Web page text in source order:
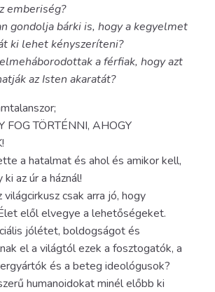
emberiség?
gondolja bárki is, hogy a kegyelmet
ki lehet kényszeríteni?
a férfiak, hogy azt
az Isten akaratát?
FOG TÖRTÉNNI, AHOGY
a hatalmat és ahol és amikor kell,
az úr a háznál!
világcirkusz csak arra jó, hogy
elől elvegye a lehetőségeket.
jólétet, boldogságot és
el a világtól ezek a fosztogatók, a
és a beteg ideológusok?
humanoidokat minél előbb ki